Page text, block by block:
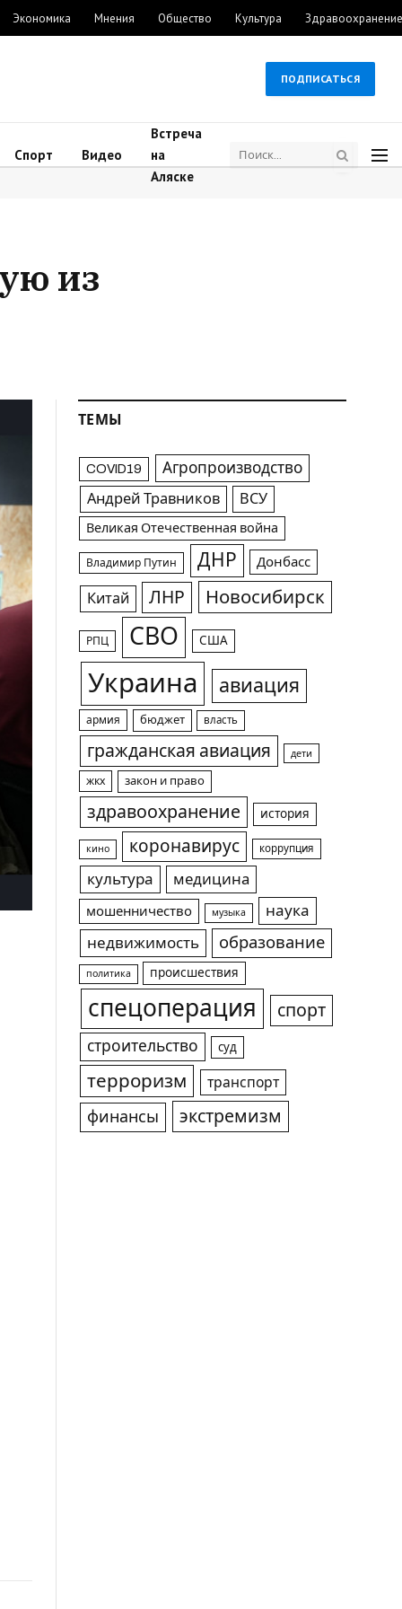
Экономика Мнения Общество Культура Здравоохранение
ПОДПИСАТЬСЯ
Спорт Видео
Встреча
на
Аляске
из
ТЕМЫ
COVID19 Агропроизводство
Андрей Травников ВСУ
Великая Отечественная война
Владимир Путин ДНР Донбасс
Китай ЛНР Новосибирск
РПЦ СВО США
Украина авиация
армия бюджет власть
гражданская авиация дети
жкх закон и право
здравоохранение история
кино коронавирус коррупция
культура медицина
мошенничество музыка
наука
недвижимость
образование
политика происшествия
спецоперация спорт
строительство суд
терроризм транспорт
финансы экстремизм